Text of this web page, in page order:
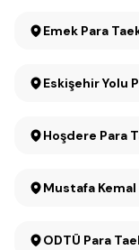
Emek Para
Eskişehir Yolu
Hoşdere Para
Mustafa
ODTÜ Para